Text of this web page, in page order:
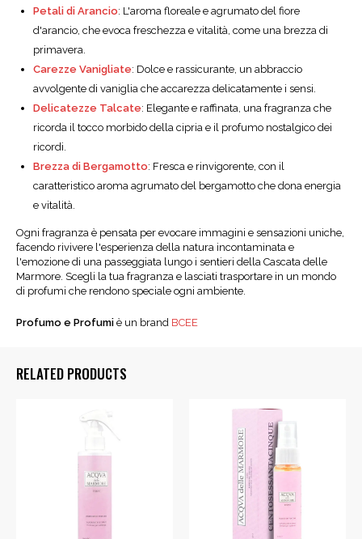
Petali di Arancio: L'aroma floreale e agrumato del fiore
d'arancio, che evoca freschezza e vitalità, come una brezza di
primavera.
Carezze Vanigliate: Dolce e rassicurante, un abbraccio
avvolgente di vaniglia che accarezza delicatamente i sensi.
Delicatezze Talcate: Elegante e raffinata, una fragranza che
ricorda il tocco morbido della cipria e il profumo nostalgico dei
ricordi.
Brezza di Bergamotto: Fresca e rinvigorente, con il
caratteristico aroma agrumato del bergamotto che dona energia
e vitalità.
Ogni fragranza è pensata per evocare immagini e sensazioni uniche,
facendo rivivere l'esperienza della natura incontaminata e
l'emozione di una passeggiata lungo i sentieri della Cascata delle
Marmore. Scegli la tua fragranza e lasciati trasportare in un mondo
di profumi che rendono speciale ogni ambiente.
Profumo e Profumi è un brand BCEE
RELATED PRODUCTS